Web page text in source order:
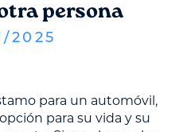
persona
/ 2025
para un automóvil,
para su vida y su